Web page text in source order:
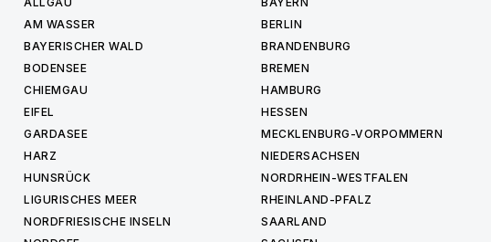
AM WASSER
BAYERISCHER WALD
BODENSEE
CHIEMGAU
EIFEL
GARDASEE
HARZ
HUNSRÜCK
LIGURISCHES MEER
NORDFRIESISCHE INSELN
BERLIN
BRANDENBURG
BREMEN
HAMBURG
HESSEN
MECKLENBURG-VORPOMMERN
NIEDERSACHSEN
NORDRHEIN-WESTFALEN
RHEINLAND-PFALZ
SAARLAND